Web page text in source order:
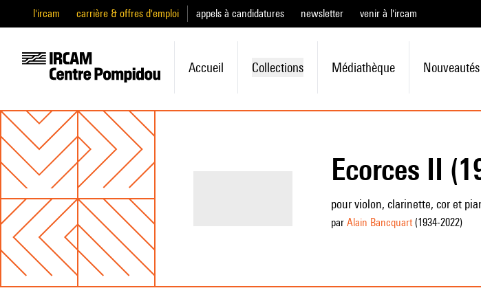
l'ircam carrière & offres d'emploi appels à candidatures newsletter venir à l'ircam
Accueil Collections Médiathèque Nouveautés
Ecorces II
pour violon, clarinette, cor et
par Alain Bancquart(1934-2022)